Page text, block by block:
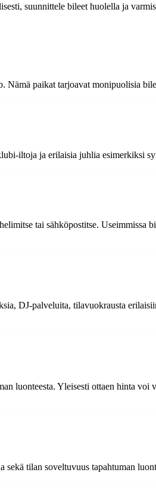
suunnittele bileet huolella ja
paikat tarjoavat monipuolisia
iltoja ja erilaisia juhlia esimerkiksi
tai sähköpostitse. Useimmissa
DJ-palveluita, tilavuokrausta
luonteesta. Yleisesti ottaen hinta voi
tilan soveltuvuus tapahtuman